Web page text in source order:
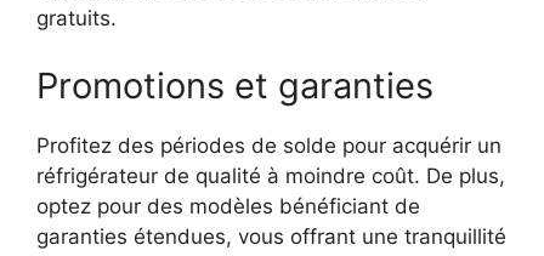
gratuits.
Promotions et garanties
Profitez des périodes de solde pour acquérir un
réfrigérateur de qualité à moindre coût. De plus,
optez pour des modèles bénéficiant de
garanties étendues, vous offrant une tranquillité